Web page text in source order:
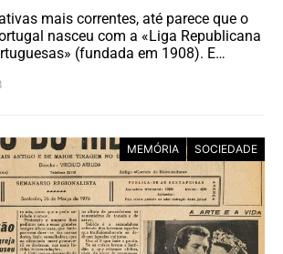
mais correntes, até parece que o
nasceu com a «Liga Republicana
(fundada em 1908). E…
MEMÓRIA SOCIEDADE